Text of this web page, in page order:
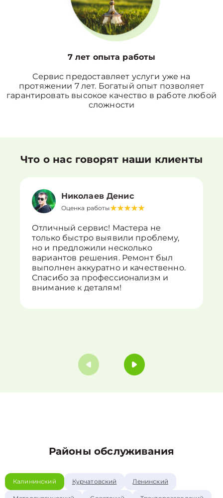
7 лет опыта работы
Сервис предоставляет услуги уже на
протяжении 7 лет. Богатый опыт позволяет
гарантировать высокое качество в работе любой
сложности
Что о нас говорят наши клиенты
Николаев Денис
Оценка работы
Отличный сервис! Мастера не
только быстро выявили проблему,
но и предложили несколько
вариантов решения. Ремонт был
выполнен аккуратно и качественно.
Спасибо за профессионализм и
внимание к деталям!
Районы обслуживания
Калининский Курчатовский Ленинский